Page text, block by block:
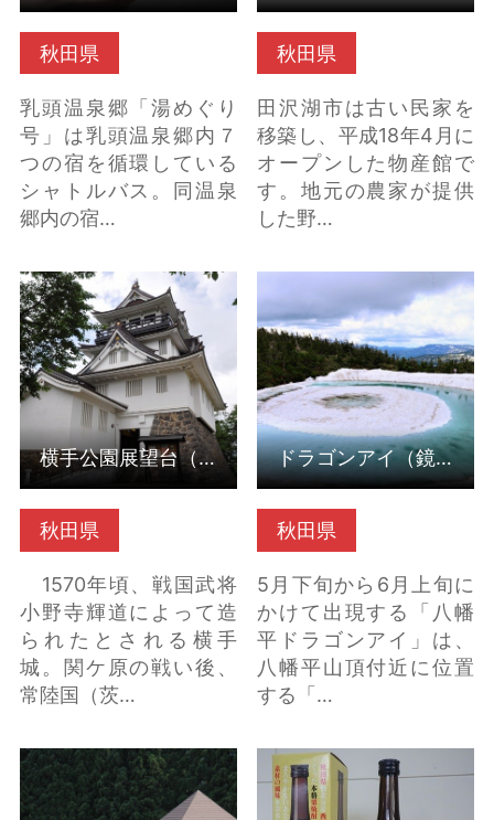
秋田県
乳頭温泉郷「湯めぐり
号」は乳頭温泉郷内７
つの宿を循環している
シャトルバス。同温泉
郷内の宿…
秋田県
田沢湖市は古い民家を
移築し、平成18年4月に
オープンした物産館で
す。地元の農家が提供
した野…
秋田県
1570年頃、戦国武将
小野寺輝道によって造
られたとされる横手
城。関ケ原の戦い後、
常陸国（茨…
横手公園展望台（横手
城)（秋田県横手市） の
詳細はこちら
横手公園展望台（横手城)（秋田県横手市）
秋田県
5月下旬から6月上旬に
かけて出現する「八幡
平ドラゴンアイ」は、
八幡平山頂付近に位置
する「…
ドラゴンアイ（鏡沼）
の詳細はこちら
ドラゴンアイ（鏡沼）
ラベンダー園（秋田県
美郷町） の詳細はこち
ら
栗美人（栗焼酎）（秋
田県仙北市） の詳細は
こちら